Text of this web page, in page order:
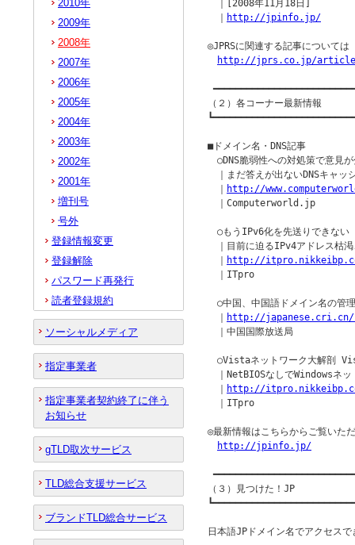
｜[2008年11月18日]
http://jpinfo.jp/
◎JPRSに関連する記事について
http://jprs.co.jp/
（２）各コーナー最新情報
■ドメイン名・DNS記事
○DNS脆弱性への対処策で意見
｜まだ答えが出ないDNSキャッ
http://
｜Computerworld.jp
○もうIPv6化を先送りできない
｜目前に迫るIPv4アドレス枯
http://
｜ITpro
○中国、中国語ドメイン名の管
http://japanese.cri.cn/
｜中国国際放送局
○Vistaネットワーク大解剖
｜NetBIOSなしでWindowsネッ
http://
｜ITpro
◎最新情報はこちらからご覧いた
http://jpinfo.jp/
（３）見つけた！JP
日本語JPドメイン名でアクセス
2010年
2009年
2008年
2007年
2006年
2005年
2004年
2003年
2002年
2001年
増刊号
号外
登録情報変更
登録解除
パスワード再発行
読者登録規約
ソーシャルメディア
指定事業者
指定事業者契約終了に伴う
お知らせ
gTLD取次サービス
TLD総合支援サービス
ブランドTLD総合サービス